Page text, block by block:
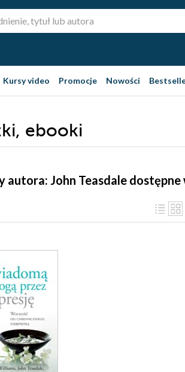
Kursy video Promocje Nowości
ebooki
autora: John Teasdale